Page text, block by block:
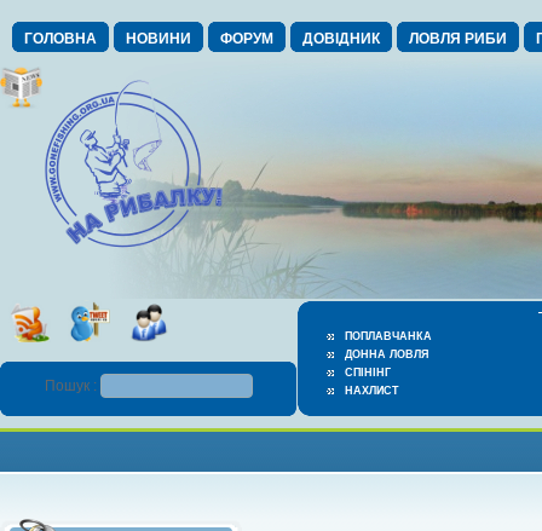
ГОЛОВНА НОВИНИ ФОРУМ ДОВІДНИК ЛОВЛЯ РИБИ
ПОПЛАВЧАНКА
ДОННА ЛОВЛЯ
СПІНІНГ
НАХЛИСТ
Пошук :